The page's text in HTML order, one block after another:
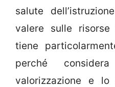
salute
valere sulle
tiene
perché
valorizzazione e